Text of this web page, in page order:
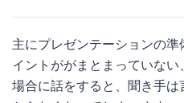
主にプレゼンテーションの
イントががまとまっていな
場合に話をすると、聞き手